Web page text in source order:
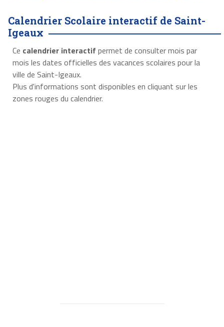
Calendrier Scolaire interactif de Saint-
Igeaux
Ce calendrier interactif permet de consulter mois par
mois les dates officielles des vacances scolaires pour la
ville de Saint-Igeaux.
Plus d'informations sont disponibles en cliquant sur les
zones rouges du calendrier.